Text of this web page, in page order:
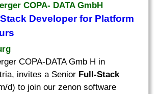
COPA- DATA GmbH
Developerfor Platform
COPA-DATA Gmb H in
invites a Senior Full-Stack
d) to join our zenon software